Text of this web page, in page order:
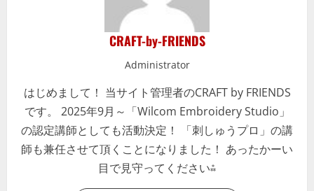
CRAFT-by-FRIENDS
Administrator
はじめまして！ 当サイト管理者のCRAFT by FRIENDS
です。 2025年9月～「Wilcom Embroidery Studio」
の認定講師としても活動決定！ 「刺しゅうプロ」の講
師も兼任させて頂くことになりました！ あったかーい
目で見守ってください⁂